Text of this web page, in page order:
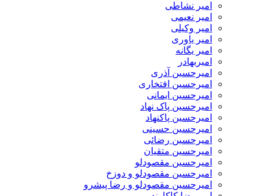
امیر نشاطی
امیر نعیمی
امیر وکیلی
امیر یاوری
امیر یگانه
امیربهادر
امیرحسین آذری
امیرحسین افتخاری
امیرحسین ایمانی
امیرحسین پاک نهاد
امیرحسین پاکنهاد
امیرحسین حسینی
امیرحسین رضائی
امیرحسین متقیان
امیرحسین مقصودلو
امیرحسین مقصودلو و دوزخ
امیرحسین مقصودلو و رضا پیشرو